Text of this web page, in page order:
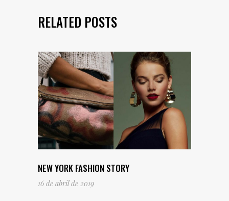
RELATED POSTS
NEW YORK FASHION STORY
16 de abril de 2019